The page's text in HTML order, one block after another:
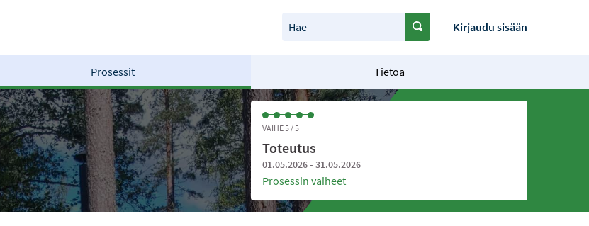
Hae Kirjaudu sisään
Prosessit Tietoa
VAIHE 5 / 5
Toteutus
01.05.2026 - 31.05.2026
Prosessin vaiheet